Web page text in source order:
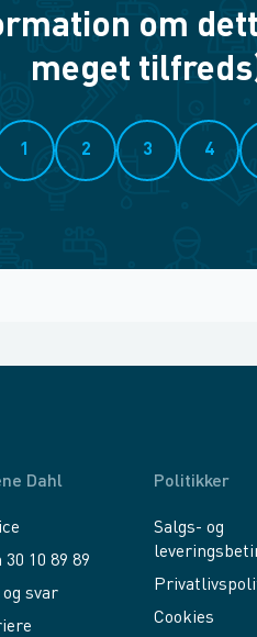
om
meget
1 2 3 4
Dahl
10 89 89
svar
Politikker
Salgs- og
Cookies